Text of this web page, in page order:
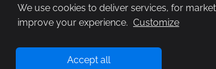
Piegādes noteikumi Rekvizīti
We use cookies to deliver services, for
improve your experience. Customize
Accept all